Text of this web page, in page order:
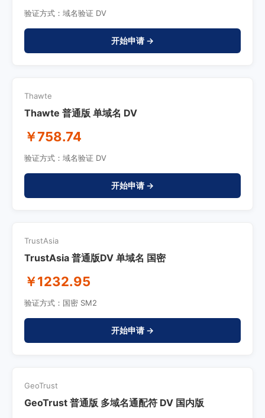
验证方式：域名验证 DV
开始申请 →
Thawte
Thawte 普通版 单域名 DV
￥758.74
验证方式：域名验证 DV
开始申请 →
TrustAsia
TrustAsia 普通版DV 单域名 国密
￥1232.95
验证方式：国密 SM2
开始申请 →
GeoTrust
GeoTrust 普通版 多域名通配符 DV 国内版